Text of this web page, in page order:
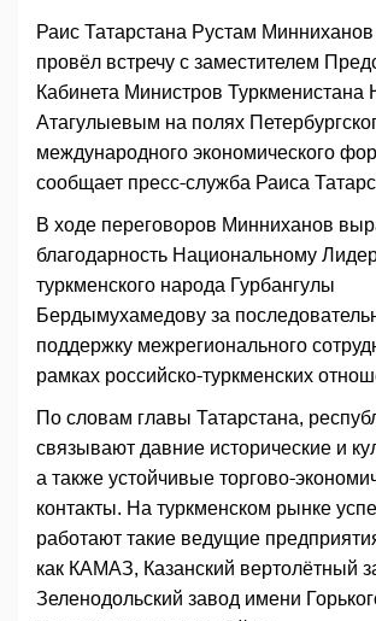
Раис Татарстана Рустам Минниханов
провёл встречу с заместителем
Кабинета Министров Туркменистана
Атагулыевым на полях
международного экономического
сообщает пресс-служба Раиса
В ходе переговоров Минниханов
благодарность Национальному
туркменского народа Гурбангулы
Бердымухамедову за
поддержку межрегионального
рамках российско-туркменских
По словам главы Татарстана,
связывают давние исторические и
а также устойчивые торгово-
контакты. На туркменском рынке
работают такие ведущие
как КАМАЗ, Казанский вертолётный
Зеленодольский завод имени